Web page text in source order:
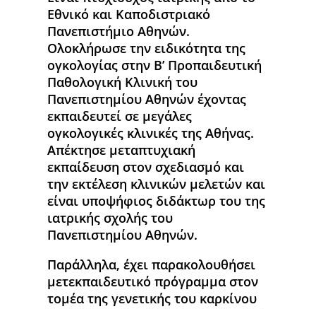
Εθνικό και Καποδιστριακό
Πανεπιστήμιο Αθηνών.
Ολοκλήρωσε την ειδικότητα της
ογκολογίας στην Β’ Προπαιδευτική
Παθολογική Κλινική του
Πανεπιστημίου Αθηνών έχοντας
εκπαιδευτεί σε μεγάλες
ογκολογικές κλινικές της Αθήνας.
Απέκτησε μεταπτυχιακή
εκπαίδευση στον σχεδιασμό και
την εκτέλεση κλινικών μελετών και
είναι υποψήφιος διδάκτωρ του της
ιατρικής σχολής του
Πανεπιστημίου Αθηνών.
Παράλληλα, έχει παρακολουθήσει
μετεκπαιδευτικό πρόγραμμα στον
τομέα της γενετικής του καρκίνου